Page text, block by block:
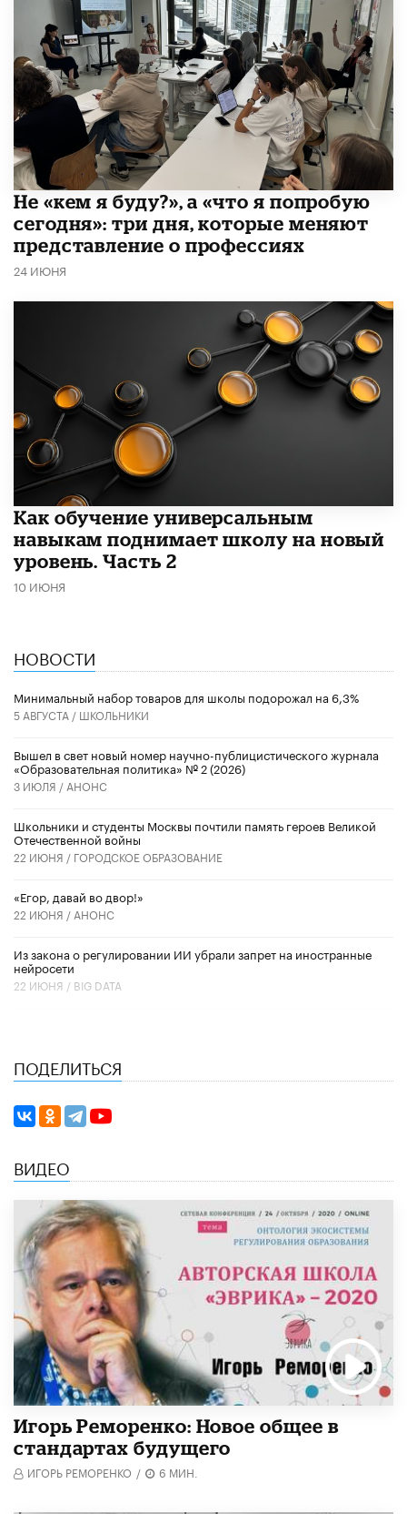
Не «кем я буду?», а «что я попробую
сегодня»: три дня, которые меняют
представление о профессиях
24 ИЮНЯ
​Как обучение универсальным
навыкам поднимает школу на новый
уровень. Часть 2
10 ИЮНЯ
НОВОСТИ
Минимальный набор товаров для школы подорожал на 6,3%
5 АВГУСТА / ШКОЛЬНИКИ
Вышел в свет новый номер научно-публицистического журнала
«Образовательная политика» № 2 (2026)
3 ИЮЛЯ / АНОНС
Школьники и студенты Москвы почтили память героев Великой
Отечественной войны
22 ИЮНЯ / ГОРОДСКОЕ ОБРАЗОВАНИЕ
«Егор, давай во двор!»
22 ИЮНЯ / АНОНС
Из закона о регулировании ИИ убрали запрет на иностранные
нейросети
22 ИЮНЯ / BIG DATA
ПОДЕЛИТЬСЯ
ВИДЕО
Игорь Реморенко: Новое общее в
стандартах будущего
ИГОРЬ РЕМОРЕНКО / 6 МИН.